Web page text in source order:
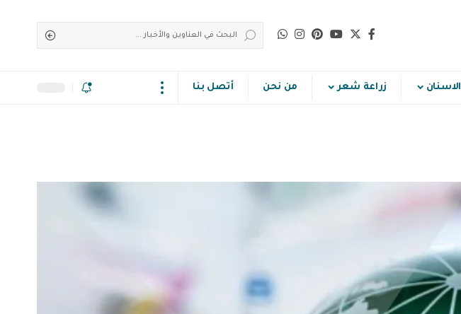
الاسنان زراعة شعر من نحن أتصل بنا